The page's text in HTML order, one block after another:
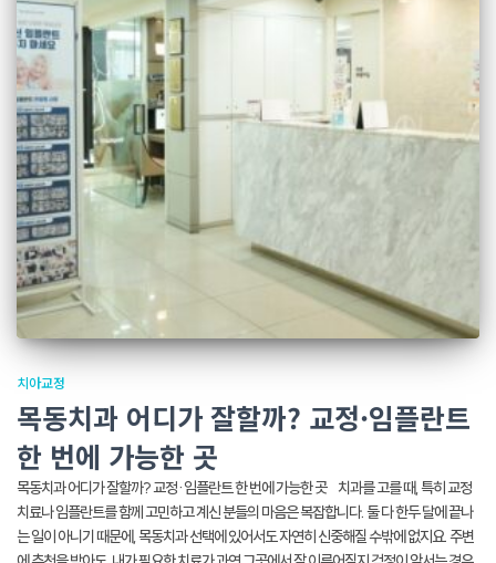
치아교정
목동치과 어디가 잘할까? 교정·임플란트
한 번에 가능한 곳
목동치과 어디가 잘할까? 교정·임플란트 한 번에 가능한 곳 치과를 고를 때, 특히 교정
치료나 임플란트를 함께 고민하고 계신 분들의 마음은 복잡합니다. 둘 다 한두 달에 끝나
는 일이 아니기 때문에, 목동치과 선택에 있어서도 자연히 신중해질 수밖에 없지요. 주변